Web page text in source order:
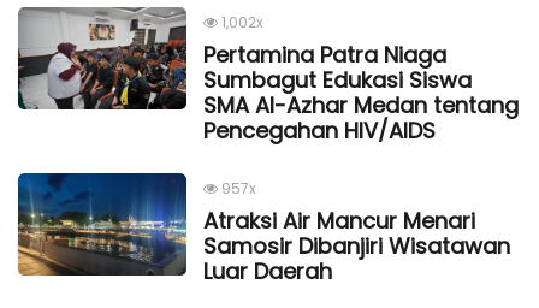
1,002x
Pertamina Patra Niaga
Sumbagut Edukasi Siswa
SMA Al-Azhar Medan tentang
Pencegahan HIV/AIDS
957x
Atraksi Air Mancur Menari
Samosir Dibanjiri Wisatawan
Luar Daerah